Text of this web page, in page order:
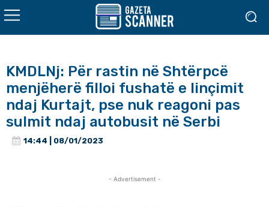
​KMDLNj: Për rastin në Shtërpcë
menjëherë filloi fushatë e linçimit
ndaj Kurtajt, pse nuk reagoni pas
sulmit ndaj autobusit në Serbi
14:44 | 08/01/2023
- Advertisement -